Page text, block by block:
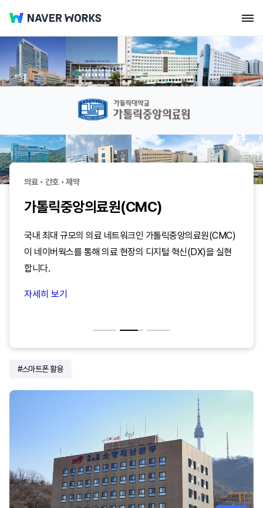
공공・지자체
의료・간호・제약
가톨릭중앙의료원(CMC)
국내 최대 규모의 의료 네트워크인 가톨릭중앙의료원(CMC)
이 네이버웍스를 통해 의료 현장의 디지털 혁신(DX)을 실현
합니다.
자세히 보기
제조
스마트폰 활용